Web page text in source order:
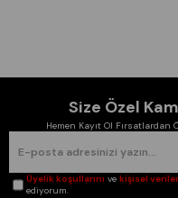
Size Özel
Hemen Kayıt Ol Fırsatlardan
Üyelik koşullarını vekişisel
ediyorum.